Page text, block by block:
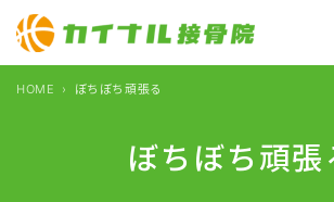
を
ぼちぼち頑張
HOME ぼちぼち頑張る